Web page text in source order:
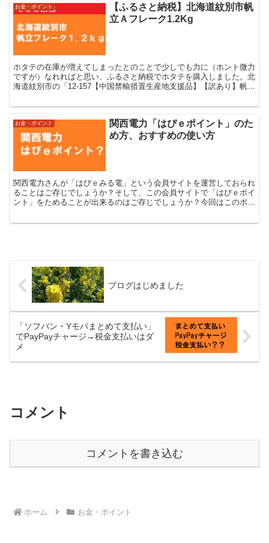
お金・ポイント
【ふるさと納税】北海道紋別市帆
立Ａフレーク1.2Kg
ホタテの在庫が増えてしまったとのことで少しでも力に（ホント微力
ですが）なれればと思い、ふるさと納税でホタテを購入しました。北
海道紋別市の「12-157【中国禁輸措置生産地支援品】【訳あり】帆立
いたします。
お金・ポイント
関西電力「はぴｅポイント」のた
め方、おすすめの使い方
関西電力さんが「はぴｅみる電」という会員サイトを運営しておられ
ることはご存じでしょうか？そして、この会員サイトで「はぴｅポイ
ント」をためることが出来るのはご存じでしょうか？今回はこのポイ
ブログはじめました
「ソフバン・Yモバまとめて支払い」
でPayPayチャージ→税金支払いはダ
メ
コメント
コメントを書き込む
ホーム お金・ポイント